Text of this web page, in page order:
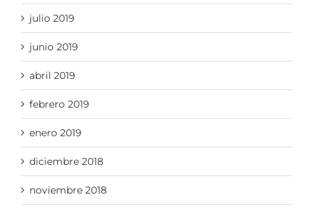
julio 2019
junio 2019
abril 2019
febrero 2019
enero 2019
diciembre 2018
noviembre 2018